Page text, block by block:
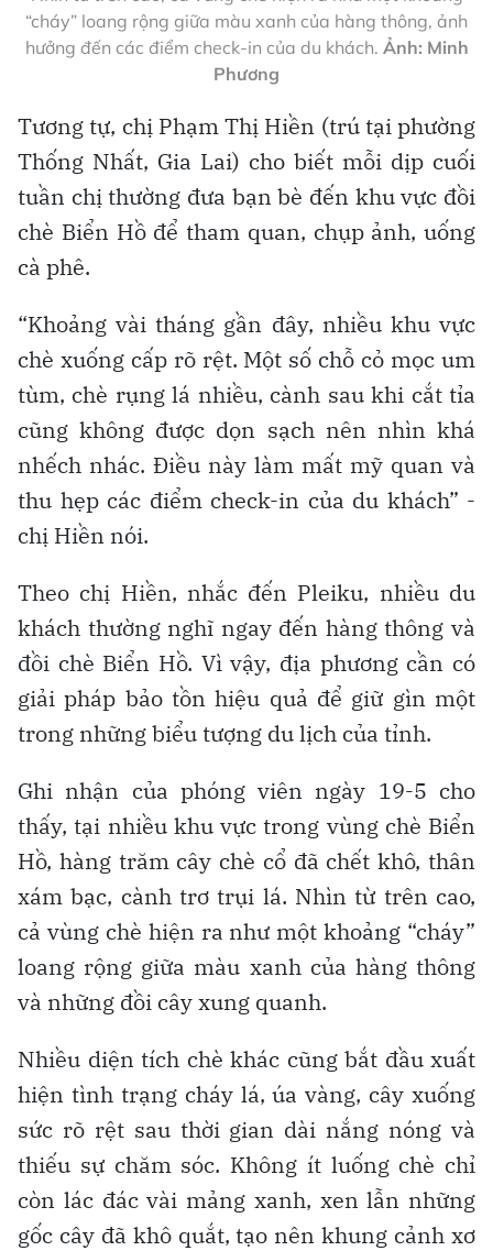
“cháy” loang rộng giữa màu xanh của hàng thông, ảnh
hưởng đến các điểm check-in của du khách. Ảnh: Minh
Phương
Tương tự, chị Phạm Thị Hiền (trú tại phường
Thống Nhất, Gia Lai) cho biết mỗi dịp cuối
tuần chị thường đưa bạn bè đến khu vực đồi
chè Biển Hồ để tham quan, chụp ảnh, uống
cà phê.
“Khoảng vài tháng gần đây, nhiều khu vực
chè xuống cấp rõ rệt. Một số chỗ cỏ mọc um
tùm, chè rụng lá nhiều, cành sau khi cắt tỉa
cũng không được dọn sạch nên nhìn khá
nhếch nhác. Điều này làm mất mỹ quan và
thu hẹp các điểm check-in của du khách” -
chị Hiền nói.
Theo chị Hiền, nhắc đến Pleiku, nhiều du
khách thường nghĩ ngay đến hàng thông và
đồi chè Biển Hồ. Vì vậy, địa phương cần có
giải pháp bảo tồn hiệu quả để giữ gìn một
trong những biểu tượng du lịch của tỉnh.
Ghi nhận của phóng viên ngày 19-5 cho
thấy, tại nhiều khu vực trong vùng chè Biển
Hồ, hàng trăm cây chè cổ đã chết khô, thân
xám bạc, cành trơ trụi lá. Nhìn từ trên cao,
cả vùng chè hiện ra như một khoảng “cháy”
loang rộng giữa màu xanh của hàng thông
và những đồi cây xung quanh.
Nhiều diện tích chè khác cũng bắt đầu xuất
hiện tình trạng cháy lá, úa vàng, cây xuống
sức rõ rệt sau thời gian dài nắng nóng và
thiếu sự chăm sóc. Không ít luống chè chỉ
còn lác đác vài mảng xanh, xen lẫn những
gốc cây đã khô quắt, tạo nên khung cảnh xơ